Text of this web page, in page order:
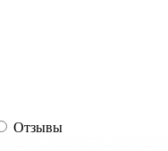
Отзывы